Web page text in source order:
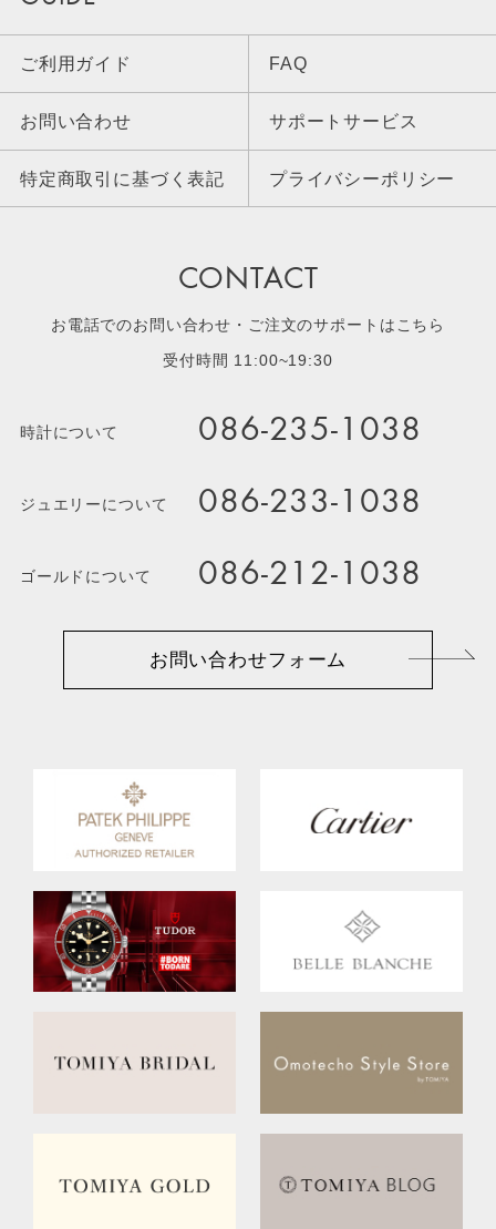
ご利用ガイド FAQ
お問い合わせ サポートサービス
特定商取引に基づく表記 プライバシーポリシー
CONTACT
お電話でのお問い合わせ・ご注文のサポートはこちら
受付時間 11:00~19:30
時計について 086-235-1038
ジュエリーについて 086-233-1038
ゴールドについて 086-212-1038
お問い合わせフォーム